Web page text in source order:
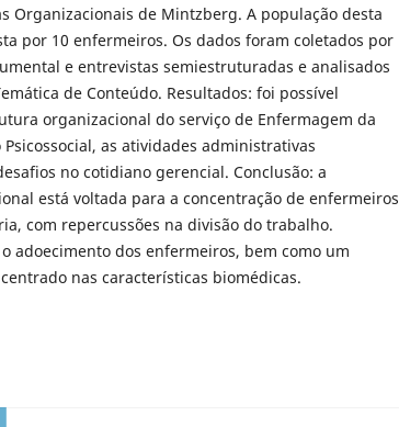
Organizacionais de Mintzberg. A população desta
por 10 enfermeiros. Os dados foram coletados por
e entrevistas semiestruturadas e analisados
de Conteúdo. Resultados: foi possível
organizacional do serviço de Enfermagem da
as atividades administrativas
no cotidiano gerencial. Conclusão: a
está voltada para a concentração de enfermeiros
com repercussões na divisão do trabalho.
adoecimento dos enfermeiros, bem como um
nas características biomédicas.